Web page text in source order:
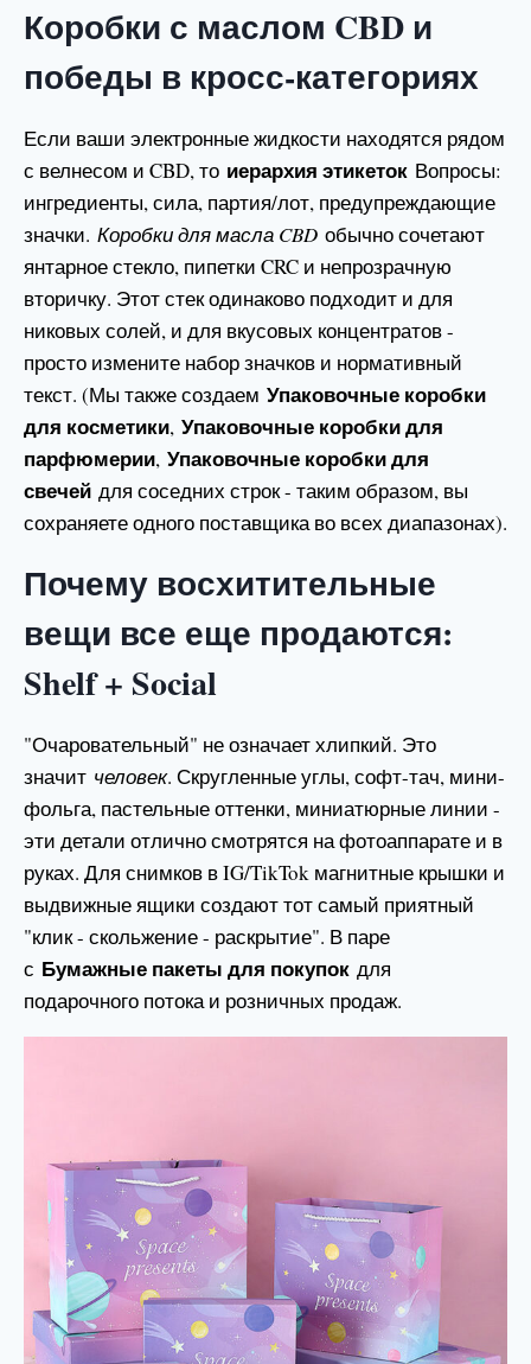
Коробки с маслом CBD и
победы в кросс-категориях
Если ваши электронные жидкости находятся рядом
с велнесом и CBD, то иерархия этикеток Вопросы:
ингредиенты, сила, партия/лот, предупреждающие
значки. Коробки для масла CBD обычно сочетают
янтарное стекло, пипетки CRC и непрозрачную
вторичку. Этот стек одинаково подходит и для
никовых солей, и для вкусовых концентратов -
просто измените набор значков и нормативный
текст. (Мы также создаем Упаковочные коробки
для косметики, Упаковочные коробки для
парфюмерии, Упаковочные коробки для
свечей для соседних строк - таким образом, вы
сохраняете одного поставщика во всех диапазонах).
Почему восхитительные
вещи все еще продаются:
Shelf + Social
"Очаровательный" не означает хлипкий. Это
значит человек. Скругленные углы, софт-тач, мини-
фольга, пастельные оттенки, миниатюрные линии -
эти детали отлично смотрятся на фотоаппарате и в
руках. Для снимков в IG/TikTok магнитные крышки и
выдвижные ящики создают тот самый приятный
"клик - скольжение - раскрытие". В паре
с Бумажные пакеты для покупок для
подарочного потока и розничных продаж.